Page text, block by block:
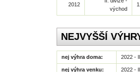
2012
východ
NEJVYŠŠÍ
nej výhra doma: 2022 -
nej výhra venku: 2022 -